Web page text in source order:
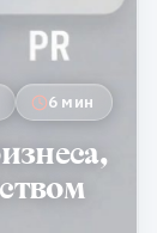
6 мин